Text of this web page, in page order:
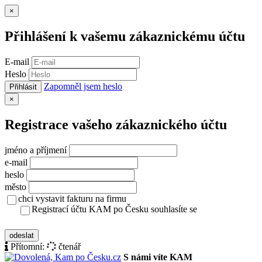
×
Přihlášení k vašemu zákaznickému účtu
E-mail
Heslo
Přihlásit Zapomněl jsem heslo
×
Registrace vašeho zákaznického účtu
jméno a příjmení
e-mail
heslo
město
chci vystavit fakturu na firmu
Registrací účtu KAM po Česku souhlasíte se
odeslat
Přítomní:
čtenář
S námi víte KAM